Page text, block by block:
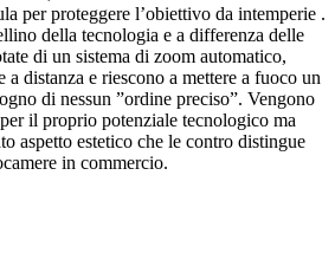
per proteggere l’obiettivo da intemperie .
della tecnologia e a differenza delle
di un sistema di zoom automatico,
a distanza e riescono a mettere a fuoco un
di nessun ”ordine preciso”. Vengono
il proprio potenziale tecnologico ma
aspetto estetico che le contro distingue
in commercio.